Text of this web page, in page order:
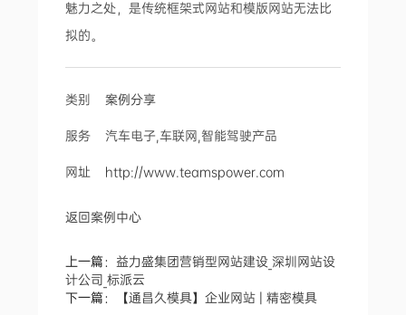
魅力之处，是传统框架式网站和模版网站无法比
拟的。
类别案例分享
服务 汽车电子,车联网,智能驾驶产品
网址 http://www.teamspower.com
返回案例中心
上一篇： 益力盛集团营销型网站建设_深圳网站设
计公司_标派云
下一篇：
【通昌久模具】企业网站 | 精密模具